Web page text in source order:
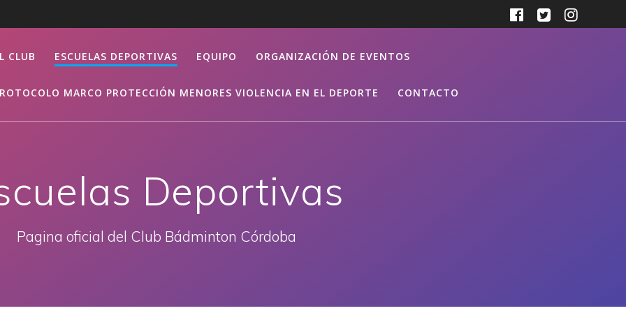
CLUB ESCUELAS DEPORTIVAS EQUIPO ORGANIZACIÓN DE EVENTOS
MARCO PROTECCIÓN MENORES VIOLENCIA EN EL DEPORTE CONTACTO
Deportivas
Pagina oficial del Club Bádminton Córdoba